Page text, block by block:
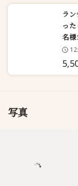
ラ
っ
名様
写真